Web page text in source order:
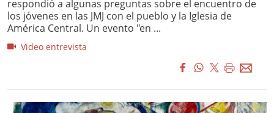
respondió a algunas preguntas sobre el encuentro de
los jóvenes en las JMJ con el pueblo y la Iglesia de
América Central. Un evento "en ...
Video entrevista